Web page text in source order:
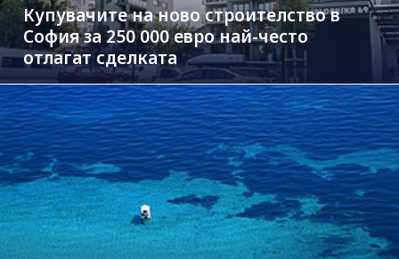
Купувачите на ново строителство в
София за 250 000 евро най-често
отлагат сделката